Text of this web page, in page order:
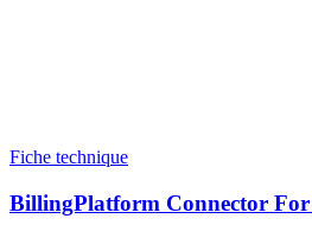
Fiche technique
BillingPlatform Connector For